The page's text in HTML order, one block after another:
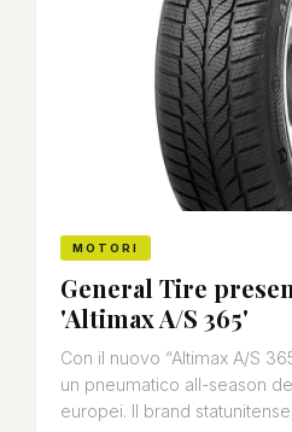
MOTORI
General Tire
'Altimax A/S 365'
Con il nuovo “Altimax A/S
un pneumatico all-season
europei. Il brand